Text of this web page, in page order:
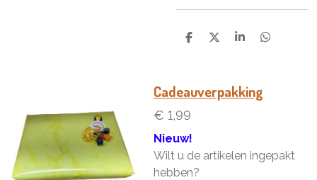
D
D
S
e
D
Cadeauverpakking
€ 1,99
Nieuw!
Wilt u de artikelen ingepakt
hebben?